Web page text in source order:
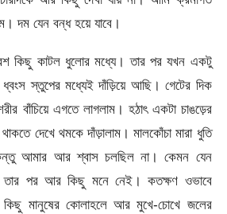
দম যেন বন্ধ হয়ে যাবে।
কিছু কাটল ধুলোর মধ্যে। তার পর যখন একটু
স্তুপের মধ্যেই দাঁড়িয়ে আছি। গেটের দিক
বাঁচিয়ে এগতে লাগলাম। হঠাৎ একটা চাঙড়ের
দেখে থমকে দাঁড়ালাম। মালকোঁচা মারা ধুতি
আমার আর শ্বাস চলছিল না। কেমন যেন
তার পর আর কিছু মনে নেই। কতক্ষণ ওভাবে
কিছু মানুষের কোলাহলে আর মুখে-চোখে জলের